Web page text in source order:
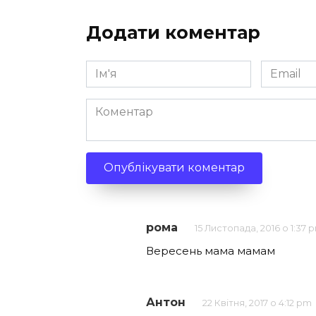
Додати коментар
Ім'я
*
Email
*
Коментар
рома 15 Листопада, 2016 о 1:37
Вересень мама мамам
Антон 22 Квітня, 2017 о 4:12 pm